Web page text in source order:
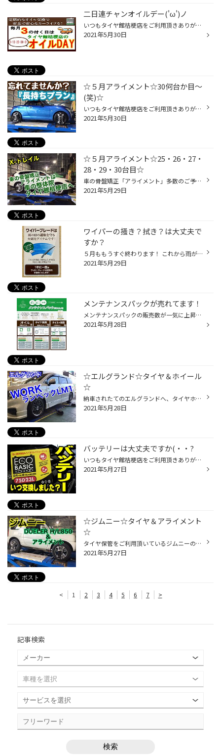
二日連チャンオイルデー('ω')ノ
いつもタイヤ館桔梗店をご利用頂きありがとうございます:) 本日&明日は３の付く日なのでオイルデーになります('ω')ノ☆ 当店でのオイル交換は ・ドレンパッキンを毎回新品に交換(一部車両除く) オイル交換の際、ドレンボルトのパッキンも 交換のたびに力がかかり劣化してしまいます そのままだとオイ...
2021年5月30日
☆５月アライメント☆30何台か目～
(笑)☆
いつもタイヤ館桔梗店をご利用頂きありがとうございます:） ５月も明日で終わりですね(';') 早いような、でも特に何をしたかは記憶にない月でしたね(笑) 本日はコペンにお乗りのお客様の ポテンザ：RE004へ入替とアライメント測定をさせて頂きましたorz 以前長持ちプランに加入されていたので期限が...
2021年5月30日
☆５月アライメント☆25・26・27・
28・29・30台目☆
車の骨盤矯正「アライメント」多数のご予約ありがとうございます！ お電話でご予約頂きました、X-トレイルのお客様は長持ちプラン３回目。 初めてご依頼頂いた整備工場様 いつもの依頼先のアライメントが故障中らしく当店にご依頼頂きました！ ピンチヒッターでのご依頼歓迎です(*'ω'*) お次は、常...
2021年5月29日
ワイパーの掻き？拭き？は大丈夫で
すか？
５月ももうすぐ終わります！ これから雨が多くなる時期ですね～。 ワイパーの状態は大丈夫ですか？ 以下のような症状がでたら交換時期ですよ(=ﾟωﾟ)ﾉ ・拭きムラが残る（拭き取りが悪い） ・ビビリ音がする ・ワイパーのゴムが千切れている ゴムが切れたまま使用していると、フロントガラスの傷の原...
2021年5月29日
メンテナンスパックが売れてます！
メンテナンスパックの販売数が一気に上昇中です＼(^o^)／ だってメチャクチャお得なんですもの！ 平日でも1日２件ペース。 週末のご来店が多い時は、５件とか加入頂く日もございます(*'ω'*) 【オイル交換プラン】【脱着プラン】【オイル交換+脱着プラン】 この３つのプランからお選びいただけます！...
2021年5月28日
☆エルグランド☆タイヤ＆ホイール
☆
納車されたてのエルグランドへ、タイヤホイールセットを取付しました！ ＜タイヤ＞ SEIBERLING 245/45R19 ＜ホイール＞ WORK Lanvec LM1 19X80 5/114 45 カラーはグリミッドブラックをチョイス！ 落ち着いた大人な感じで仕上がりました(*´▽｀*) 次は車高調をご検討して頂いております！ 数センチの...
2021年5月28日
バッテリーは大丈夫ですか(・・?
いつもタイヤ館桔梗店をご利用頂きありがとうございます:） 本日の日記は最近よくタイヤ交換や車検時一緒にご依頼を頂く「バッテリー」について！ 皆さんいつ交換したか覚えてますか？ 何年使用されてますか？ 覚えていないのが 「バッテリー」です！！！ 交換目安は3～4年です！ アイドリングスト...
2021年5月27日
☆ジムニー☆タイヤ＆アライメント
☆
タイヤ保管をご利用頂いているジムニーのお客様 タイヤ＆アライメントをご購入頂きましたm(__)m 山道は走行しないそうなのでオンロードタイプのデューラー850を装着です！ アライメントもしっかり調整(*'ω'*) 今まで装着のタイヤでハンドルが取られていたようなので、 これで快適にお乗り頂けますよ...
2021年5月27日
< 1 2 3 4 5 6 7 >
記事検索